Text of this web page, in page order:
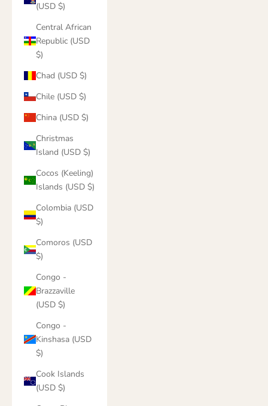
(USD $)
Central African
Republic (USD
$)
Chad (USD $)
Chile (USD $)
China (USD $)
Christmas
Island (USD $)
Cocos (Keeling)
Islands (USD $)
Colombia (USD
$)
Comoros (USD
$)
Congo -
Brazzaville
(USD $)
Congo -
Kinshasa (USD
$)
Cook Islands
(USD $)